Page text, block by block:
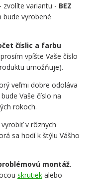
zvolíte variantu - BEZ
bude vyrobené
farbe.
číslic a farbu
prosím vpíšte Vaše číslo
umožňuje).
veľmi dobre odoláva
Vaše číslo na
rokoch.
v rôznych
sa hodí k štýlu Vášho
montáž.
skrutiek alebo